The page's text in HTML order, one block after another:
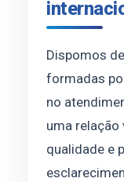
Dispomos
formadas
no
uma relação
qualidade e